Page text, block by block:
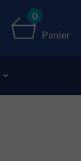
0
Panier